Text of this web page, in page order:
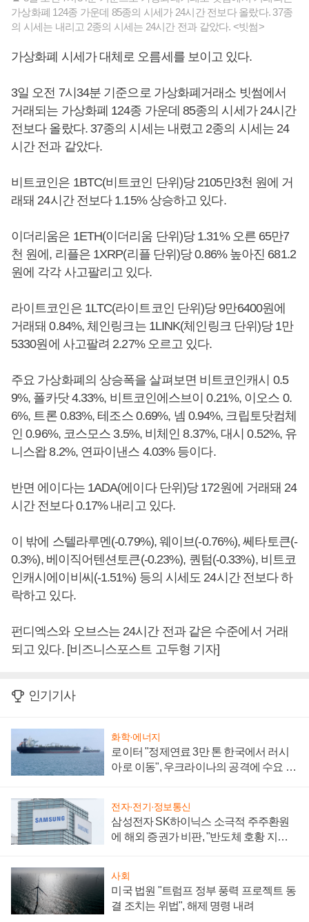
가상화폐 124종 가운데 85종의 시세가 24시간 전보다 올랐다. 37종
의 시세는 내리고 2종의 시세는 24시간 전과 같았다. <빗썸>
가상화폐 시세가 대체로 오름세를 보이고 있다.
3일 오전 7시34분 기준으로 가상화폐거래소 빗썸에서
거래되는 가상화폐 124종 가운데 85종의 시세가 24시간
전보다 올랐다. 37종의 시세는 내렸고 2종의 시세는 24
시간 전과 같았다.
비트코인은 1BTC(비트코인 단위)당 2105만3천 원에 거
래돼 24시간 전보다 1.15% 상승하고 있다.
이더리움은 1ETH(이더리움 단위)당 1.31% 오른 65만7
천 원에, 리플은 1XRP(리플 단위)당 0.86% 높아진 681.2
원에 각각 사고팔리고 있다.
라이트코인은 1LTC(라이트코인 단위)당 9만6400원에
거래돼 0.84%, 체인링크는 1LINK(체인링크 단위)당 1만
5330원에 사고팔려 2.27% 오르고 있다.
주요 가상화폐의 상승폭을 살펴보면 비트코인캐시 0.5
9%, 폴카닷 4.33%, 비트코인에스브이 0.21%, 이오스 0.
6%, 트론 0.83%, 테조스 0.69%, 넴 0.94%, 크립토닷컴체
인 0.96%, 코스모스 3.5%, 비체인 8.37%, 대시 0.52%, 유
니스왑 8.2%, 연파이낸스 4.03% 등이다.
반면 에이다는 1ADA(에이다 단위)당 172원에 거래돼 24
시간 전보다 0.17% 내리고 있다.
이 밖에 스텔라루멘(-0.79%), 웨이브(-0.76%), 쎄타토큰(-
0.3%), 베이직어텐션토큰(-0.23%), 퀀텀(-0.33%), 비트코
인캐시에이비씨(-1.51%) 등의 시세도 24시간 전보다 하
락하고 있다.
펀디엑스와 오브스는 24시간 전과 같은 수준에서 거래
되고 있다. [비즈니스포스트 고두형 기자]
인기기사
화학·에너지
로이터 "정제연료 3만 톤 한국에서 러시
아로 이동", 우크라이나의 공격에 수요 늘
전자·전기·정보통신
삼성전자 SK하이닉스 소극적 주주환원
에 해외 증권가 비판, "반도체 호황 지속
사회
미국 법원 "트럼프 정부 풍력 프로젝트 동
결 조치는 위법", 해제 명령 내려